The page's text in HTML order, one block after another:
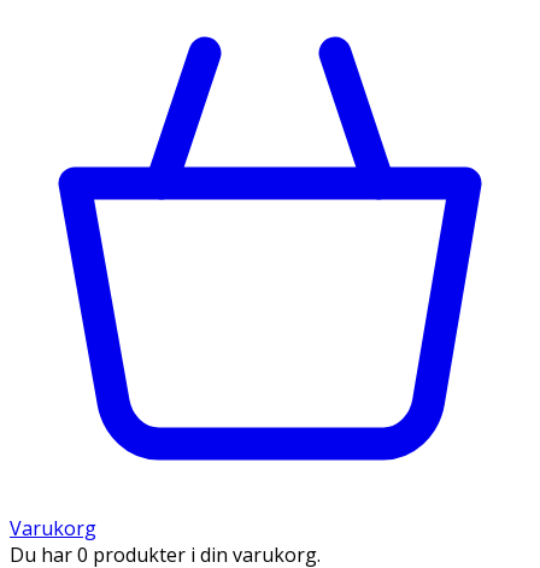
Varukorg
Du har 0 produkter i din varukorg.